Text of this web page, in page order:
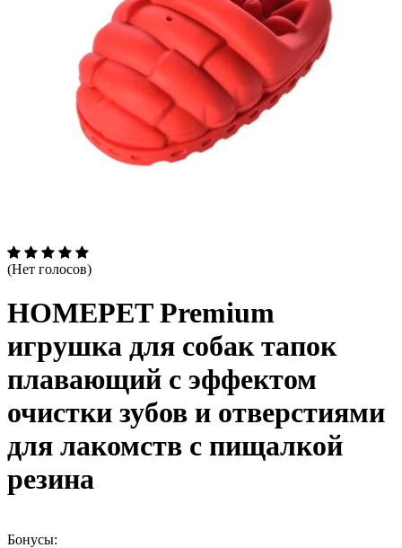
(Нет голосов)
HOMEPET Premium
игрушка для собак тапок
плавающий с эффектом
очистки зубов и отверстиями
для лакомств с пищалкой
резина
Бонусы: